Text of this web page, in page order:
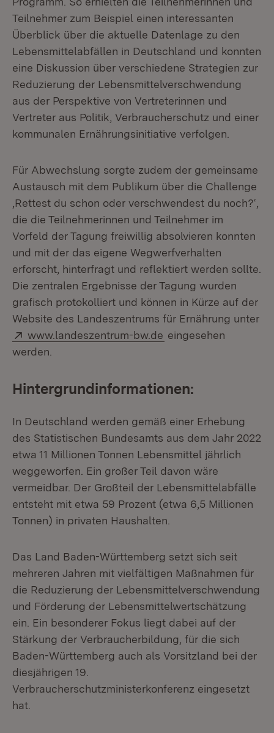
Teilnehmer zum Beispiel einen interessanten
Überblick über die aktuelle Datenlage zu den
Lebensmittelabfällen in Deutschland und konnten
eine Diskussion über verschiedene Strategien zur
Reduzierung der Lebensmittelverschwendung
aus der Perspektive von Vertreterinnen und
Vertreter aus Politik, Verbraucherschutz und einer
kommunalen Ernährungsinitiative verfolgen.
Für Abwechslung sorgte zudem der gemeinsame
Austausch mit dem Publikum über die Challenge
‚Rettest du schon oder verschwendest du noch?‘,
die die Teilnehmerinnen und Teilnehmer im
Vorfeld der Tagung freiwillig absolvieren konnten
und mit der das eigene Wegwerfverhalten
erforscht, hinterfragt und reflektiert werden sollte.
Die zentralen Ergebnisse der Tagung wurden
grafisch protokolliert und können in Kürze auf der
Website des Landeszentrums für Ernährung unter
Extern:
www.landeszentrum-bw.de (Öffnet in neuem
eingesehen
werden.
Hintergrundinformationen:
In Deutschland werden gemäß einer Erhebung
des Statistischen Bundesamts aus dem Jahr 2022
etwa 11 Millionen Tonnen Lebensmittel jährlich
weggeworfen. Ein großer Teil davon wäre
vermeidbar. Der Großteil der Lebensmittelabfälle
entsteht mit etwa 59 Prozent (etwa 6,5 Millionen
Tonnen) in privaten Haushalten.
Das Land Baden-Württemberg setzt sich seit
mehreren Jahren mit vielfältigen Maßnahmen für
die Reduzierung der Lebensmittelverschwendung
und Förderung der Lebensmittelwertschätzung
ein. Ein besonderer Fokus liegt dabei auf der
Stärkung der Verbraucherbildung, für die sich
Baden-Württemberg auch als Vorsitzland bei der
diesjährigen 19.
Verbraucherschutzministerkonferenz eingesetzt
hat.